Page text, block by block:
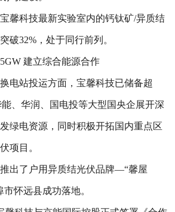
馨科技最新实验室内的钙钛矿/异质结
破32%，处于同行前列。
建立综合能源合作
电站投运方面，宝馨科技已储备超
、华润、国电投等大型国央企展开深
绿电资源，同时积极开拓国内重点区
项目。
出了户用异质结光伏品牌—“馨屋
怀远县成功落地。